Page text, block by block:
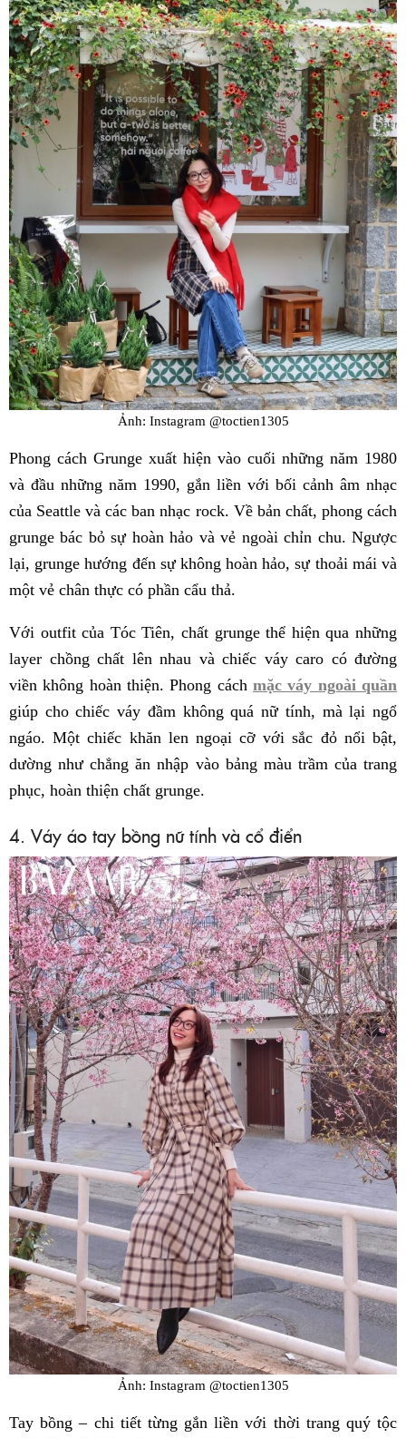
Ảnh: Instagram @toctien1305
Phong cách Grunge xuất hiện vào cuối những năm 1980
và đầu những năm 1990, gắn liền với bối cảnh âm nhạc
của Seattle và các ban nhạc rock. Về bản chất, phong cách
grunge bác bỏ sự hoàn hảo và vẻ ngoài chỉn chu. Ngược
lại, grunge hướng đến sự không hoàn hảo, sự thoải mái và
một vẻ chân thực có phần cẩu thả.
Với outfit của Tóc Tiên, chất grunge thể hiện qua những
layer chồng chất lên nhau và chiếc váy caro có đường
viền không hoàn thiện. Phong cách mặc váy ngoài quần
giúp cho chiếc váy đầm không quá nữ tính, mà lại ngổ
ngáo. Một chiếc khăn len ngoại cỡ với sắc đỏ nổi bật,
dường như chẳng ăn nhập vào bảng màu trầm của trang
phục, hoàn thiện chất grunge.
4. Váy áo tay bồng nữ tính và cổ điển
Ảnh: Instagram @toctien1305
Tay bồng – chi tiết từng gắn liền với thời trang quý tộc